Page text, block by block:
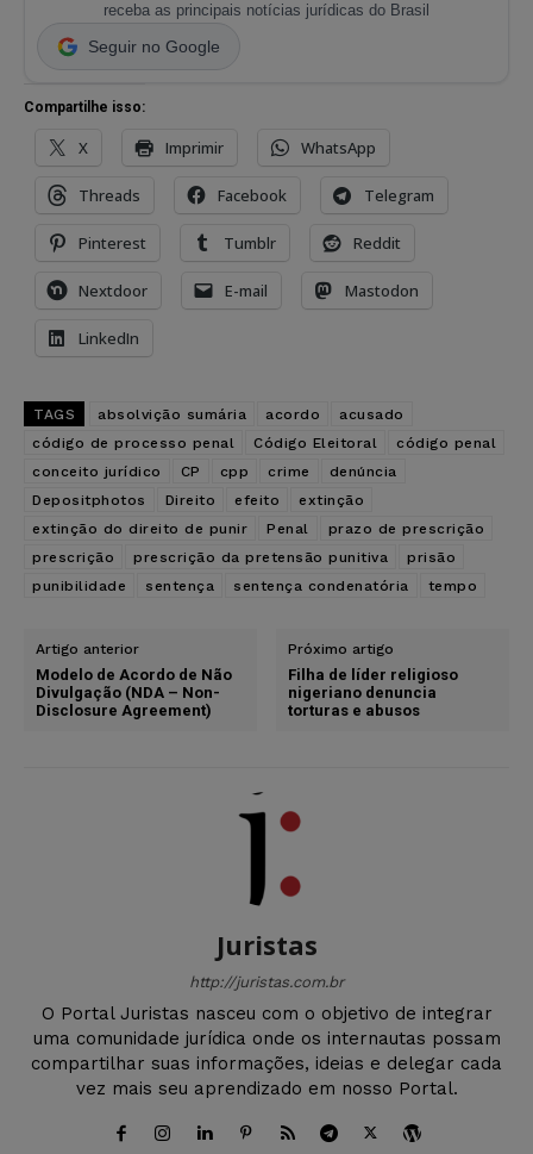
receba as principais notícias jurídicas do Brasil
Seguir no Google
Compartilhe isso:
X Imprimir WhatsApp
Threads Facebook Telegram
Pinterest Tumblr Reddit
Nextdoor E-mail Mastodon
LinkedIn
TAGS absolvição sumária acordo
acusado
código de processo penal
Código Eleitoral
código penal
conceito jurídico
CP cpp crime
denúncia
Depositphotos
Direito efeito
extinção
extinção do direito de punir
Penal
prazo de prescrição
prescrição
prescrição da pretensão punitiva
prisão
punibilidade
sentença sentença condenatória tempo
Artigo anterior
Modelo de Acordo de Não
Divulgação (NDA – Non-
Disclosure Agreement)
Próximo artigo
Filha de líder religioso
nigeriano denuncia
torturas e abusos
Juristas
http://juristas.com.br
O Portal Juristas nasceu com o objetivo de integrar
uma comunidade jurídica onde os internautas possam
compartilhar suas informações, ideias e delegar cada
vez mais seu aprendizado em nosso Portal.